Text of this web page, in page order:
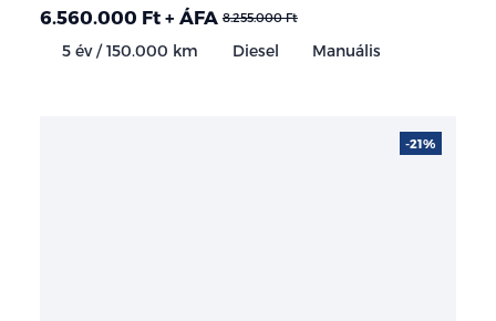
6.560.000 Ft + ÁFA 8.255.000 Ft
5 év / 150.000 km Diesel Manuális
-21%